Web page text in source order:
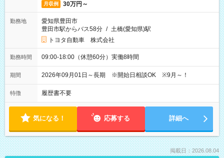
月収例 30万円～
勤務地
愛知県豊田市
豊田市駅からバス58分 / 土橋(愛知県)駅
トヨタ自動車 株式会社
勤務時間 09:00-18:00（休憩60分）実働8時間
期間 2026年09月01日～長期 ※開始日相談OK ※9月～！
特徴 履歴書不要
気になる！ 応募する 詳細へ
掲載日：2026.08.04